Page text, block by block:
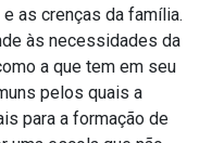
as crenças da família.
às necessidades da
a que tem em seu
pelos quais a
para a formação de